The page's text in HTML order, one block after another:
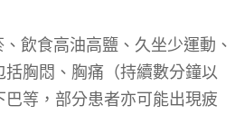
飲食高油高鹽、久坐少運動、
胸悶、胸痛（持續數分鐘以
等，部分患者亦可能出現疲